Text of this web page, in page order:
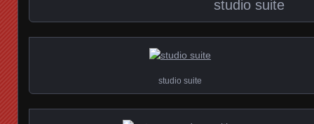
studio suite
studio suite